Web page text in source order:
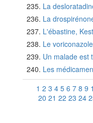
La
La
L'ébastine,
Le
Un malade est
Les
1 2 3 4 5 6 7 8 9
20 21 22 23 24